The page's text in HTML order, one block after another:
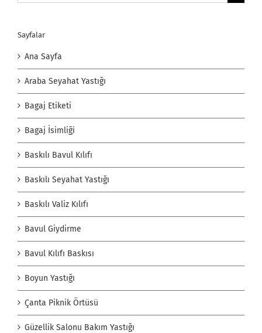
Sayfalar
Ana Sayfa
Araba Seyahat Yastığı
Bagaj Etiketi
Bagaj İsimliği
Baskılı Bavul Kılıfı
Baskılı Seyahat Yastığı
Baskılı Valiz Kılıfı
Bavul Giydirme
Bavul Kılıfı Baskısı
Boyun Yastığı
Çanta Piknik Örtüsü
Güzellik Salonu Bakım Yastığı